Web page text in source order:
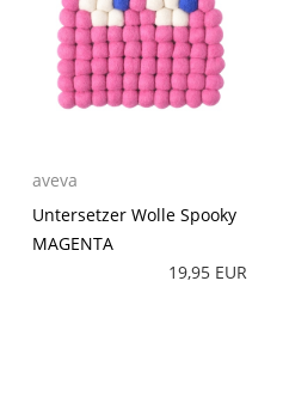
aveva
Untersetzer Wolle Spooky
MAGENTA
19,95 EUR